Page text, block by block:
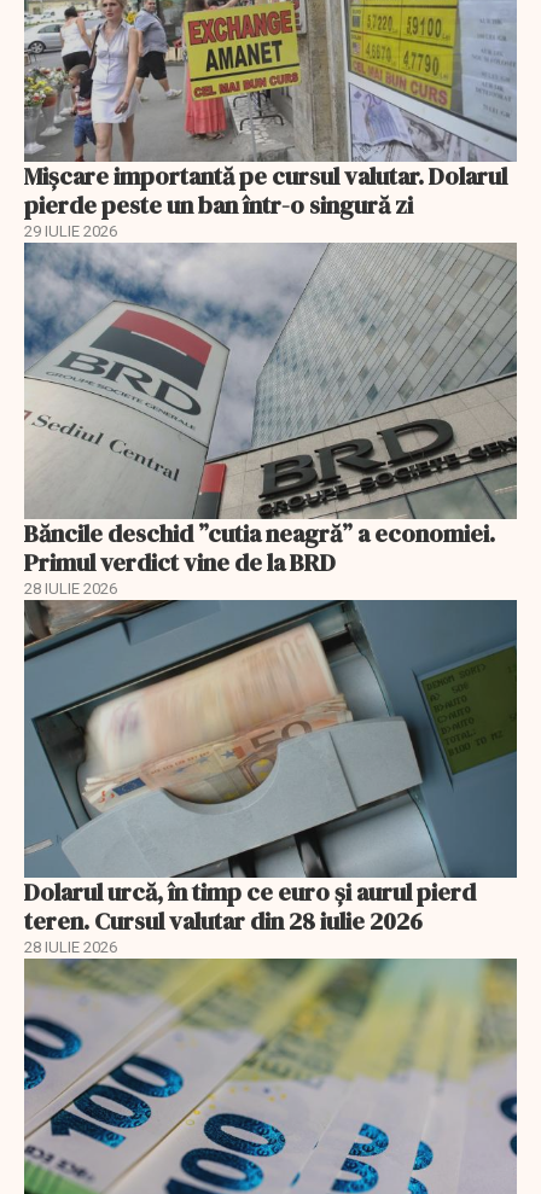
Mișcare importantă pe cursul valutar. Dolarul
pierde peste un ban într-o singură zi
29 IULIE 2026
Băncile deschid ”cutia neagră” a economiei.
Primul verdict vine de la BRD
28 IULIE 2026
Dolarul urcă, în timp ce euro și aurul pierd
teren. Cursul valutar din 28 iulie 2026
28 IULIE 2026